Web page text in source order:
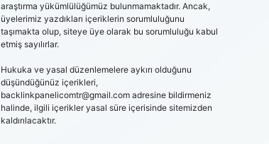
araştırma yükümlülüğümüz bulunmamaktadır. Ancak,
üyelerimiz yazdıkları içeriklerin sorumluluğunu
taşımakta olup, siteye üye olarak bu sorumluluğu kabul
etmiş sayılırlar.
Hukuka ve yasal düzenlemelere aykırı olduğunu
düşündüğünüz içerikleri,
backlinkpanelicomtr@gmail.comadresine bildirmeniz
halinde, ilgili içerikler yasal süre içerisinde sitemizden
kaldırılacaktır.